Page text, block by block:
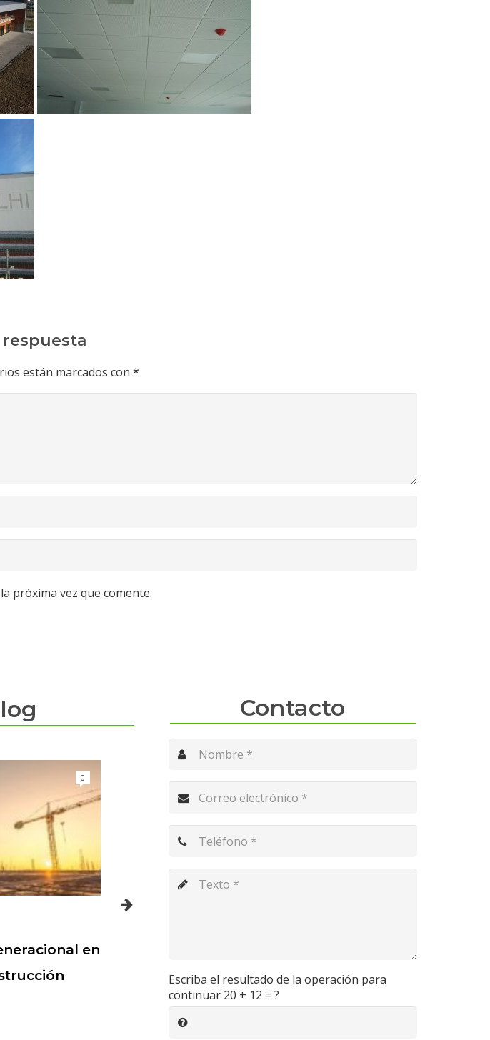
respuesta
están marcados con *
próxima vez que comente.
0
en
decoración de interiores
31 mayo, 2021
reguladores
Contacto
Escriba el resultado de la operación para
continuar 20 + 12 = ?